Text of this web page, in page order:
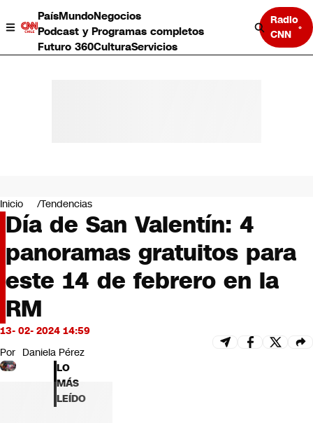
PaísMundoNegocios
Podcast y Programas completos
Futuro 360CulturaServicios
Radio
CNN
Negocios
Deportes
Programas completos
Cultura
Servicios
Bits
CNN tiempo
Futuro 360
Inicio Tendencias
Día de San Valentín: 4
panoramas gratuitos para
este 14 de febrero en la
RM
13- 02- 2024 14:59
Por Daniela Pérez
LO
MÁS
LEÍDO